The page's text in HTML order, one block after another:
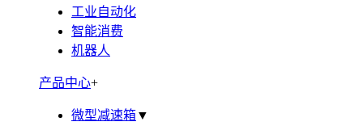
工业自动化
智能消费
机器人
产品中心+
微型减速箱▼